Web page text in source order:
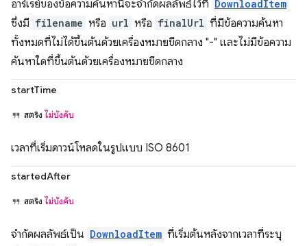
อาร์เรย์ของข้อความค้นหานี้จะจำกัดผลลัพธ์ไว้ที่ DownloadItem
ซึ่งมี filename หรือ url หรือ finalUrl ที่มีข้อความค้นหา
ทั้งหมดที่ไม่ได้ขึ้นต้นด้วยเครื่องหมายขีดกลาง "-" และไม่มีข้อความ
ค้นหาใดที่ขึ้นต้นด้วยเครื่องหมายขีดกลาง
startTime
สตริง ไม่บังคับ
เวลาที่เริ่มดาวน์โหลดในรูปแบบ ISO 8601
startedAfter
สตริง ไม่บังคับ
จำกัดผลลัพธ์เป็น DownloadItem ที่เริ่มต้นหลังจากเวลาที่ระบุ